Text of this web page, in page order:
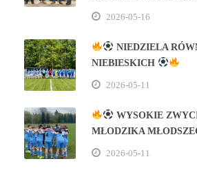
2026-05-16
NIEDZIELA
NIEBIESKICH
2026-05-11
WYSOKIE
MŁODZIKA
2026-05-11